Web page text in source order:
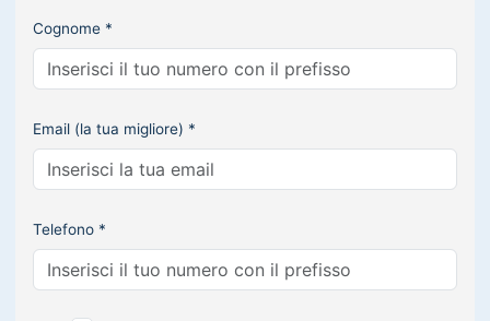
Cognome *
Email (la tua migliore) *
Telefono *